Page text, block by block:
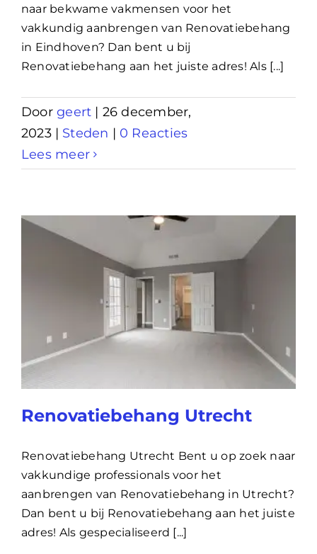
naar bekwame vakmensen voor het
vakkundig aanbrengen van Renovatiebehang
in Eindhoven? Dan bent u bij
Renovatiebehang aan het juiste adres! Als [...]
Doorgeert | 26 december,
2023 | Steden | 0 Reacties
Lees meer
Renovatiebehang Utrecht
Renovatiebehang Utrecht Bent u op zoek naar
vakkundige professionals voor het
aanbrengen van Renovatiebehang in Utrecht?
Dan bent u bij Renovatiebehang aan het juiste
adres! Als gespecialiseerd [...]